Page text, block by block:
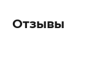
Отзывы